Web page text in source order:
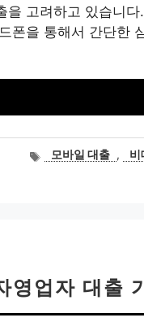
을 고려하고 있습니
폰을 통해서 간단한
태모바일 대출 , 비
영업자 대출